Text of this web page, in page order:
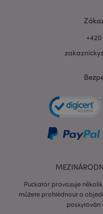
+420
Puckator provozuje
můžete prohlédnout a
poskytován
PHPSESSID